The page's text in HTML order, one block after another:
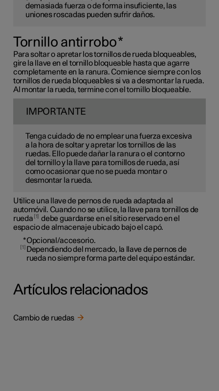
demasiada fuerza o de forma insuficiente, las
uniones roscadas pueden sufrir daños.
Tornillo antirrobo*
Para soltar o apretar los tornillos de rueda bloqueables,
gire la llave en el tornillo bloqueable hasta que agarre
completamente en la ranura. Comience siempre con los
tornillos de rueda bloqueables si va a desmontar la rueda.
Al montar la rueda, termine con el tornillo bloqueable.
IMPORTANTE
Tenga cuidado de no emplear una fuerza excesiva
a la hora de soltar y apretar los tornillos de las
ruedas. Ello puede dañar la ranura o el contorno
del tornillo y la llave para tornillos de rueda, así
como ocasionar que no se pueda montar o
desmontar la rueda.
Utilice una llave de pernos de rueda adaptada al
automóvil. Cuando no se utilice, la llave para tornillos de
rueda 1
debe guardarse en el sitio reservado en el
espacio de almacenaje ubicado bajo el capó.
*Opcional/accesorio.
1
Dependiendo del mercado, la llave de pernos de
rueda no siempre forma parte del equipo estándar.
Artículos relacionados
Cambio de ruedas